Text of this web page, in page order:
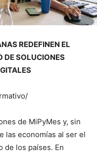
REDEFINEN EL
DE SOLUCIONES
de MiPyMes y, sin
las economías al ser el
de los países. En